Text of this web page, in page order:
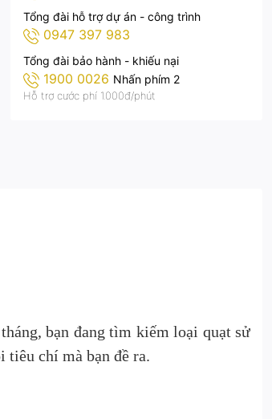
Tổng đài hỗ trợ dự án - công trình
0947 397 983
Tổng đài bảo hành - khiếu nại
1900 0026 Nhấn phím 2
Hỗ trợ cước phí 1.000đ/phút
bạn đang tìm kiếm loại quạt sử
tiêu chí mà bạn đề ra.